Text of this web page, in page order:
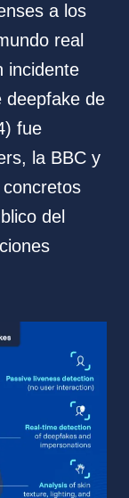
a los
real
incidente
deepfake de
fue
la BBC y
del